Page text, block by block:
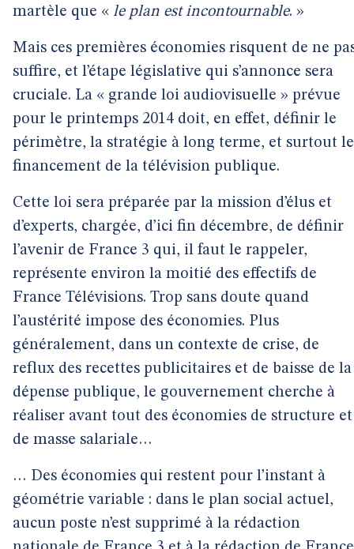
martèle que « le plan est incontournable. »
Mais ces premières économies risquent de ne
suffire, et l’étape législative qui s’annonce sera
cruciale. La « grande loi audiovisuelle » prévue
pour le printemps 2014 doit, en effet, définir le
périmètre, la stratégie à long terme, et surtout le
financement de la télévision publique.
Cette loi sera préparée par la mission d’élus et
d’experts, chargée, d’ici fin décembre, de définir
l’avenir de France 3 qui, il faut le rappeler,
représente environ la moitié des effectifs de
France Télévisions. Trop sans doute quand
l’austérité impose des économies. Plus
généralement, dans un contexte de crise, de
reflux des recettes publicitaires et de baisse de la
dépense publique, le gouvernement cherche à
réaliser avant tout des économies de structure et
de masse salariale…
… Des économies qui restent pour l’instant à
géométrie variable : dans le plan social actuel,
aucun poste n’est supprimé à la rédaction